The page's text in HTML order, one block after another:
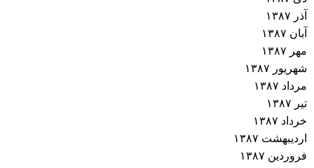
آذر ۱۳۸۷
آبان ۱۳۸۷
مهر ۱۳۸۷
شهریور ۱۳۸۷
مرداد ۱۳۸۷
تیر ۱۳۸۷
خرداد ۱۳۸۷
اردیبهشت ۱۳۸۷
فروردین ۱۳۸۷